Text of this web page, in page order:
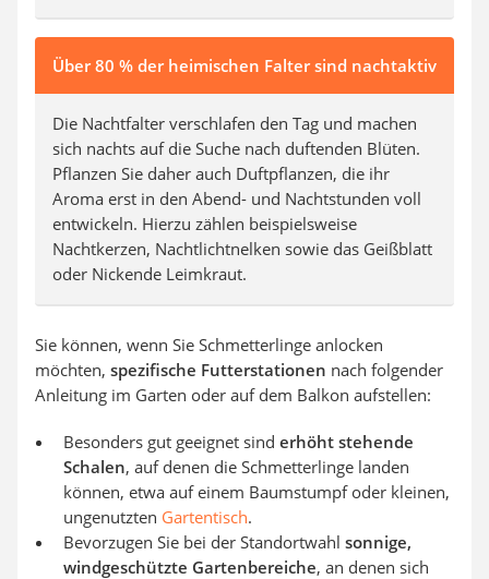
Über 80 % der heimischen Falter sind nachtaktiv
Die Nachtfalter verschlafen den Tag und machen
sich nachts auf die Suche nach duftenden Blüten.
Pflanzen Sie daher auch Duftpflanzen, die ihr
Aroma erst in den Abend- und Nachtstunden voll
entwickeln. Hierzu zählen beispielsweise
Nachtkerzen, Nachtlichtnelken sowie das Geißblatt
oder Nickende Leimkraut.
Sie können, wenn Sie Schmetterlinge anlocken
möchten, spezifische Futterstationen nach folgender
Anleitung im Garten oder auf dem Balkon aufstellen:
Besonders gut geeignet sind erhöht stehende
Schalen, auf denen die Schmetterlinge landen
können, etwa auf einem Baumstumpf oder kleinen,
ungenutzten Gartentisch.
Bevorzugen Sie bei der Standortwahl sonnige,
windgeschützte Gartenbereiche, an denen sich